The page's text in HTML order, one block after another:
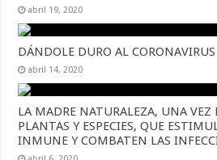
abril 19, 2020
DÁNDOLE DURO AL
abril 14, 2020
LA MADRE NATURALEZA, UNA VEZ
PLANTAS Y ESPECIES, QUE
INMUNE Y COMBATEN LAS